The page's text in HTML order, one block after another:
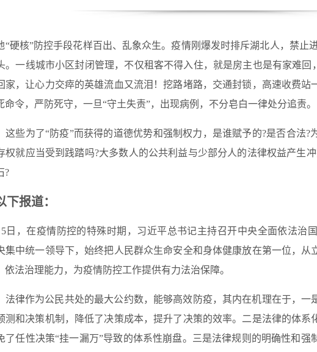
“硬核”防控手段花样百出、乱象众生。疫情刚爆发时排斥湖北人，禁止
。一线城市小区封闭管理，不仅租客不得入住，就是房主也是有家难回
家，让心力交瘁的英雄流血又流泪！挖路堵路，交通封锁，高速收费
命令，严防死守，一旦“守土失责”，出现病例，不分皂白一律处分追责。
这些为了“防疫”而获得的道德优势和强制权力，是谁赋予的?是否合法
权就应当受到践踏吗?大多数人的公共利益与少部分人的法律权益产生
?
报道：
5日，在疫情防控的特殊时期，习近平总书记主持召开中央全面依法治
集中统一领导下，始终把人民群众生命安全和身体健康放在第一位，从
依法治理能力，为疫情防控工作提供有力法治保障。
法律作为公民共处的最大公约数，能够高效防疫，其内在机理在于，一
测和决策机制，降低了决策成本，提升了决策的效率。二是法律的体系
了任性决策“挂一漏万”导致的体系性崩盘。三是法律规则的明确性和